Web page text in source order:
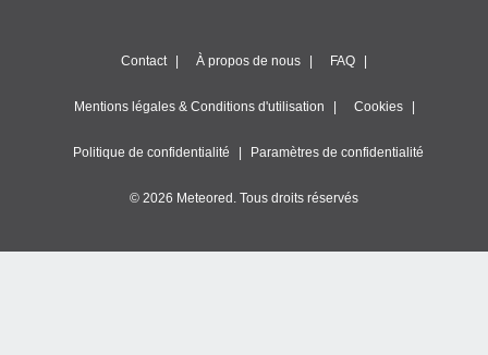
Contact À propos de nous FAQ
Mentions légales & Conditions d'utilisation Cookies
Politique de confidentialité Paramètres de confidentialité
© 2026 Meteored. Tous droits réservés